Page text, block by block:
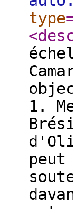
type
1.